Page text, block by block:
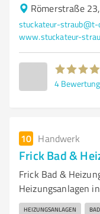
Römerstraße
stuckateur-straub@t-
www.stuckateur-
4
10 Handwerk
Frick Bad &
Frick Bad &
Heizungsanlagen
HEIZUNGSANLAGEN